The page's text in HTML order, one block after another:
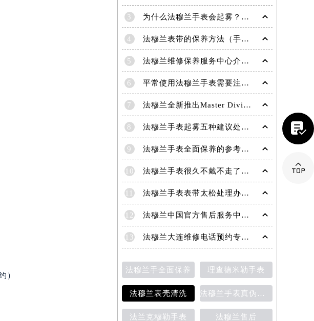
）23层2326室（需提前预约）
）
）
）
3 为什么法穆兰手表会起雾？(法穆兰手表起雾处理方法？)
4 法穆兰表带的保养方法（手表如何保养）
5 法穆兰维修保养服务中心介绍 | 法穆兰
6 平常使用法穆兰手表需要注意哪些事项|法穆兰技师为您讲解
7 法穆兰全新推出Master Diving限量版腕表
8 法穆兰手表起雾五种建议处理方法！
9 法穆兰手表全面保养的参考建议！
10 法穆兰手表很久不戴不走了处理技巧盘点
11 法穆兰手表表带太松处理办法详解
12 法穆兰中国官方售后服务中心｜地址与客户服务热线权威信息通知（2026年7月最新）
13 法穆兰大连维修电话预约专业售后保养服务权威公示（2026年7月最新）
法穆兰手全面保养 理查德米勒手表
法穆兰表壳清洗 法穆兰手表真伪鉴别
法兰克穆勒手表 法穆兰售后

